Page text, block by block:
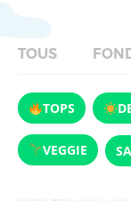
TOUS
TOPS
VEGGIE